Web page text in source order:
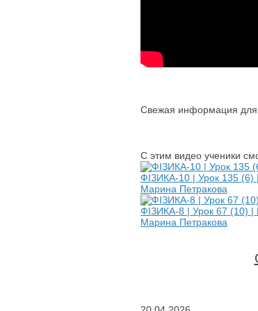
Свежая информация
С этим видео ученики
ФІЗИКА-10 | Урок 135 (6) |
Марина Петракова
ФІЗИКА-8 | Урок 67 (10) |
Марина Петракова